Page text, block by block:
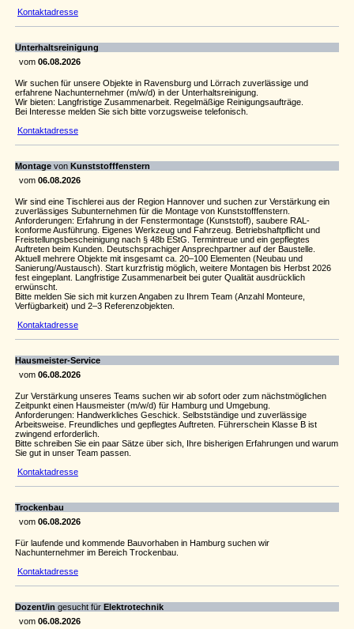
Kontaktadresse
Unterhaltsreinigung
vom 06.08.2026
Wir suchen für unsere Objekte in Ravensburg und Lörrach zuverlässige und
erfahrene Nachunternehmer (m/w/d) in der Unterhaltsreinigung.
Wir bieten: Langfristige Zusammenarbeit. Regelmäßige Reinigungsaufträge.
Bei Interesse melden Sie sich bitte vorzugsweise telefonisch.
Kontaktadresse
Montage von Kunststofffenstern
vom 06.08.2026
Wir sind eine Tischlerei aus der Region Hannover und suchen zur Verstärkung ein
zuverlässiges Subunternehmen für die Montage von Kunststofffenstern.
Anforderungen: Erfahrung in der Fenstermontage (Kunststoff), saubere RAL-
konforme Ausführung. Eigenes Werkzeug und Fahrzeug. Betriebshaftpflicht und
Freistellungsbescheinigung nach § 48b EStG. Termintreue und ein gepflegtes
Auftreten beim Kunden. Deutschsprachiger Ansprechpartner auf der Baustelle.
Aktuell mehrere Objekte mit insgesamt ca. 20–100 Elementen (Neubau und
Sanierung/Austausch). Start kurzfristig möglich, weitere Montagen bis Herbst 2026
fest eingeplant. Langfristige Zusammenarbeit bei guter Qualität ausdrücklich
erwünscht.
Bitte melden Sie sich mit kurzen Angaben zu Ihrem Team (Anzahl Monteure,
Verfügbarkeit) und 2–3 Referenzobjekten.
Kontaktadresse
Hausmeister-Service
vom 06.08.2026
Zur Verstärkung unseres Teams suchen wir ab sofort oder zum nächstmöglichen
Zeitpunkt einen Hausmeister (m/w/d) für Hamburg und Umgebung.
Anforderungen: Handwerkliches Geschick. Selbstständige und zuverlässige
Arbeitsweise. Freundliches und gepflegtes Auftreten. Führerschein Klasse B ist
zwingend erforderlich.
Bitte schreiben Sie ein paar Sätze über sich, Ihre bisherigen Erfahrungen und warum
Sie gut in unser Team passen.
Kontaktadresse
Trockenbau
vom 06.08.2026
Für laufende und kommende Bauvorhaben in Hamburg suchen wir
Nachunternehmer im Bereich Trockenbau.
Kontaktadresse
Dozent/in gesucht für Elektrotechnik
vom 06.08.2026